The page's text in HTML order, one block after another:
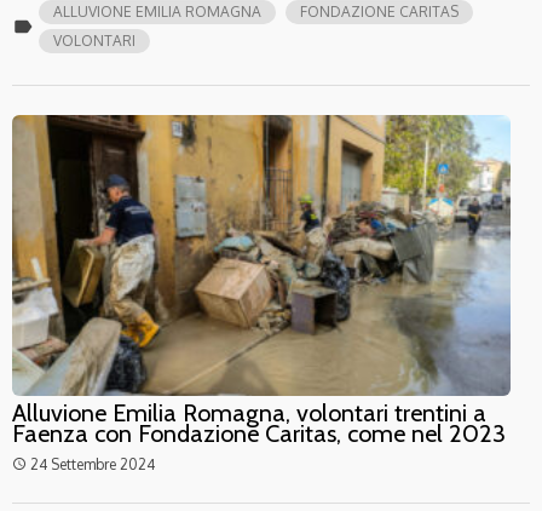
label
ALLUVIONE EMILIA ROMAGNA
FONDAZIONE CARITAS
VOLONTARI
Alluvione Emilia Romagna, volontari trentini a
Faenza con Fondazione Caritas, come nel 2023
access_time 24 Settembre 2024